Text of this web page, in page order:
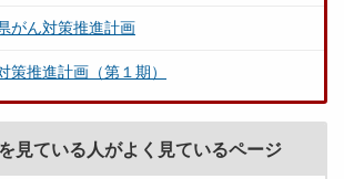
がん対策推進計画
策推進計画（第１期）
見ている人がよく見ているページ